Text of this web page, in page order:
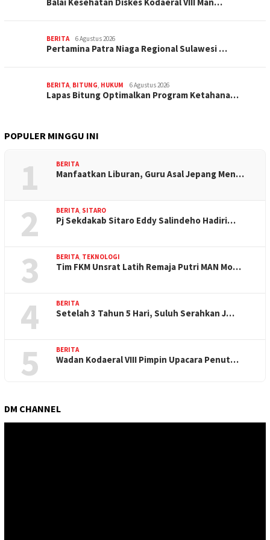
BERITA 6 Agustus 2026
Pertamina Patra Niaga Regional Sulawesi …
BERITA BITUNG HUKUM 6 Agustus 2026
Lapas Bitung Optimalkan Program Ketahana…
POPULER MINGGU INI
1 BERITA
Manfaatkan Liburan, Guru Asal Jepang Men…
2 BERITA SITARO
Pj Sekdakab Sitaro Eddy Salindeho Hadiri…
3 BERITA TEKNOLOGI
Tim FKM Unsrat Latih Remaja Putri MAN Mo…
4 BERITA
Setelah 3 Tahun 5 Hari, Suluh Serahkan J…
5 BERITA
Wadan Kodaeral VIII Pimpin Upacara Penut…
DM CHANNEL